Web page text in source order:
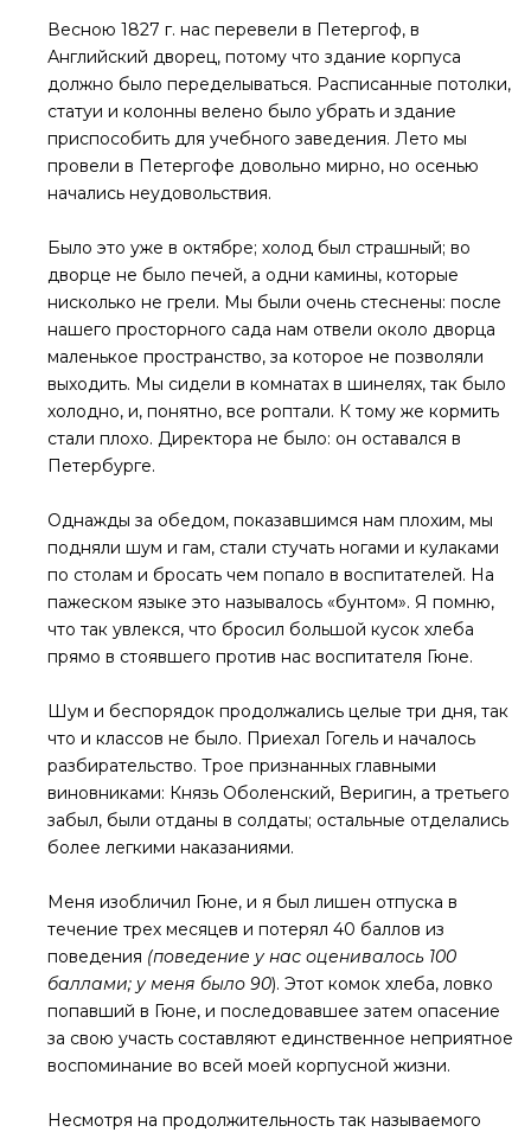
Весною 1827 г. нас перевели в Петергоф, в
Английский дворец, потому что здание корпуса
должно было переделываться. Расписанные потолки,
статуи и колонны велено было убрать и здание
приспособить для учебного заведения. Лето мы
провели в Петергофе довольно мирно, но осенью
начались неудовольствия.
Было это уже в октябре; холод был страшный; во
дворце не было печей, а одни камины, которые
нисколько не грели. Мы были очень стеснены: после
нашего просторного сада нам отвели около дворца
маленькое пространство, за которое не позволяли
выходить. Мы сидели в комнатах в шинелях, так было
холодно, и, понятно, все роптали. К тому же кормить
стали плохо. Директора не было: он оставался в
Петербурге.
Однажды за обедом, показавшимся нам плохим, мы
подняли шум и гам, стали стучать ногами и кулаками
по столам и бросать чем попало в воспитателей. На
пажеском языке это называлось «бунтом». Я помню,
что так увлекся, что бросил большой кусок хлеба
прямо в стоявшего против нас воспитателя Гюне.
Шум и беспорядок продолжались целые три дня, так
что и классов не было. Приехал Гогель и началось
разбирательство. Трое признанных главными
виновниками: Князь Оболенский, Веригин, а третьего
забыл, были отданы в солдаты; остальные отделались
более легкими наказаниями.
Меня изобличил Гюне, и я был лишен отпуска в
течение трех месяцев и потерял 40 баллов из
поведения (поведение у нас оценивалось 100
баллами; у меня было 90). Этот комок хлеба, ловко
попавший в Гюне, и последовавшее затем опасение
за свою участь составляют единственное неприятное
воспоминание во всей моей корпусной жизни.
Несмотря на продолжительность так называемого